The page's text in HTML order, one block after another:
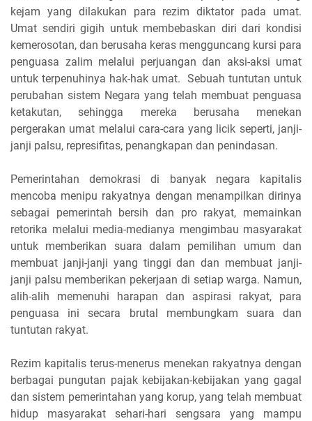
kejam yang dilakukan para rezim diktator pada umat.
Umat sendiri gigih untuk membebaskan diri dari kondisi
kemerosotan, dan berusaha keras mengguncang kursi para
penguasa zalim melalui perjuangan dan aksi-aksi umat
untuk terpenuhinya hak-hak umat. Sebuah tuntutan untuk
perubahan sistem Negara yang telah membuat penguasa
ketakutan, sehingga mereka berusaha menekan
pergerakan umat melalui cara-cara yang licik seperti, janji-
janji palsu, represifitas, penangkapan dan penindasan.
Pemerintahan demokrasi di banyak negara kapitalis
mencoba menipu rakyatnya dengan menampilkan dirinya
sebagai pemerintah bersih dan pro rakyat, memainkan
retorika melalui media-medianya mengimbau masyarakat
untuk memberikan suara dalam pemilihan umum dan
membuat janji-janji yang tinggi dan dan membuat janji-
janji palsu memberikan pekerjaan di setiap warga. Namun,
alih-alih memenuhi harapan dan aspirasi rakyat, para
penguasa ini secara brutal membungkam suara dan
tuntutan rakyat.
Rezim kapitalis terus-menerus menekan rakyatnya dengan
berbagai pungutan pajak kebijakan-kebijakan yang gagal
dan sistem pemerintahan yang korup, yang telah membuat
hidup masyarakat sehari-hari sengsara yang mampu